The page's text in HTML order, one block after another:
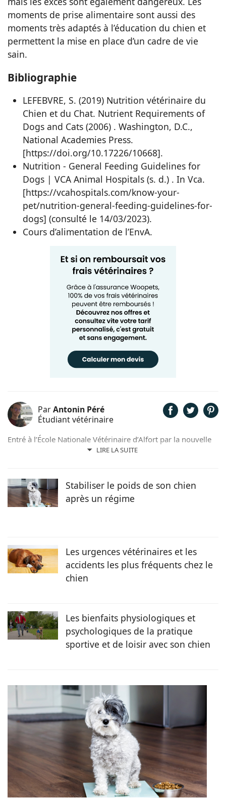
moments de prise alimentaire sont aussi des
moments très adaptés à l’éducation du chien et
permettent la mise en place d’un cadre de vie
sain.
Bibliographie
LEFEBVRE, S. (2019) Nutrition vétérinaire du
Chien et du Chat. Nutrient Requirements of
Dogs and Cats (2006) . Washington, D.C.,
National Academies Press.
[https://doi.org/10.17226/10668].
Nutrition - General Feeding Guidelines for
Dogs | VCA Animal Hospitals (s. d.) . In Vca.
[https://vcahospitals.com/know-your-
pet/nutrition-general-feeding-guidelines-for-
dogs] (consulté le 14/03/2023).
Cours d’alimentation de l’EnvA.
ParAntonin Péré
Étudiant vétérinaire
LIRE LA SUITE
Entré à l’École Nationale Vétérinaire d’Alfort par la nouvelle
voie post-bac en 2021, Antonin Péré est actuellement en 2e
qu’il approfondit via les conférences proposées par les
différentes associations de l’école.
Stabiliser le poids de son chien
après un régime
Les urgences vétérinaires et les
accidents les plus fréquents chez le
chien
Les bienfaits physiologiques et
psychologiques de la pratique
sportive et de loisir avec son chien